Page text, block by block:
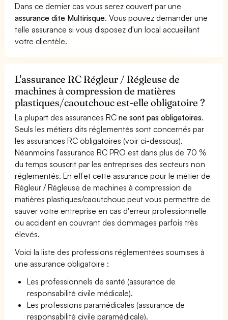
Dans ce dernier cas vous serez couvert par une
assurance dite Multirisque. Vous pouvez demander une
telle assurance si vous disposez d'un local accueillant
votre clientèle.
L'assurance RC Régleur / Régleuse de
machines à compression de matières
plastiques/caoutchouc est-elle obligatoire ?
La plupart des assurances RCne sont pas obligatoires.
Seuls les métiers dits réglementés sont concernés par
les assurances RC obligatoires (voir ci-dessous).
Néanmoins l'assurance RC PRO est dans plus de 70 %
du temps souscrit par les entreprises des secteurs non
réglementés. En effet cette assurance pour le métier de
Régleur / Régleuse de machines à compression de
matières plastiques/caoutchouc peut vous permettre de
sauver votre entreprise en cas d'erreur professionnelle
ou accident en couvrant des dommages parfois très
élevés.
Voici la liste des professions réglementées soumises à
une assurance obligatoire :
Les professionnels de santé (assurance de
responsabilité civile médicale).
Les professions paramédicales (assurance de
responsabilité civile paramédicale).